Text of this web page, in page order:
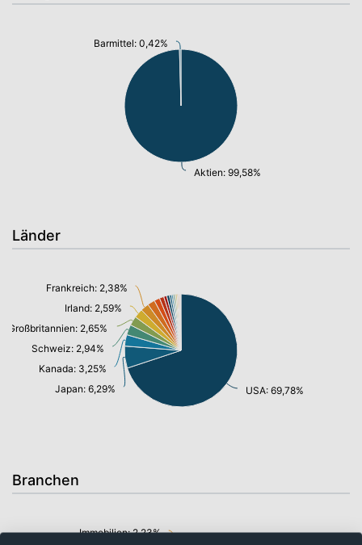
Aktien: 99,58%
Barmittel: 0,42%
Länder
USA: 69,78%
Japan: 6,29%
Kanada: 3,25%
Schweiz: 2,94%
Großbritannien: 2,65%
Irland: 2,59%
Frankreich: 2,38%
Branchen
Immobilien: 2,23%